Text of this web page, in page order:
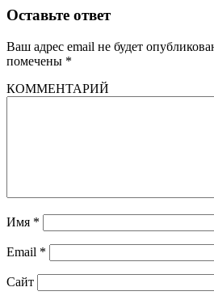
Оставьте ответ
Ваш адрес email не будет
помечены *
КОММЕНТАРИЙ
Имя *
Email *
Сайт